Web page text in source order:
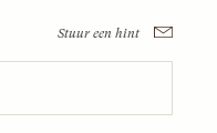
Stuur een hint